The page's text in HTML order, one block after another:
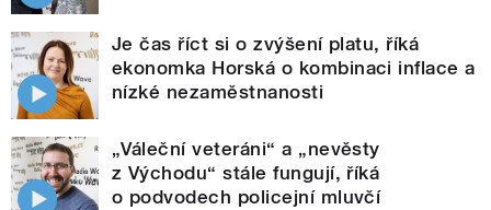
Je čas říct si o zvýšení platu, říká
ekonomka Horská o kombinaci inflace a
nízké nezaměstnanosti
„Váleční veteráni“ a „nevěsty
z Východu“ stále fungují, říká
o podvodech policejní mluvčí